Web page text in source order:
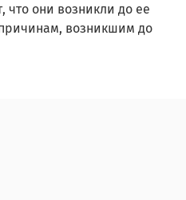
что они возникли до ее
возникшим до